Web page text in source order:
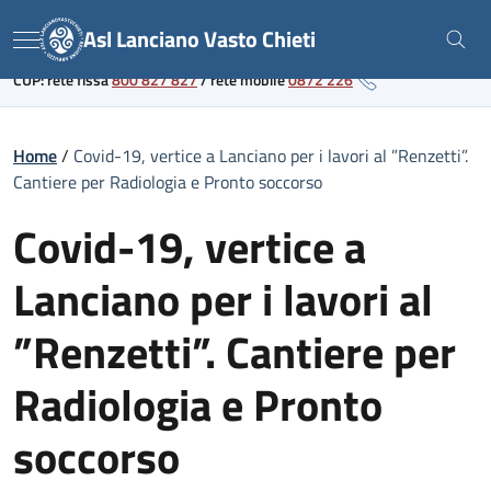
to
content
Link al portale sanitario regionale
Menu Asl Lanciano Vasto Chieti
CUP: rete fissa800 827 827/rete mobile0872 226
Home/ Covid-19, vertice a Lanciano per i lavori al ”Renzetti”.
Cantiere per Radiologia e Pronto soccorso
Covid-19, vertice a
Lanciano per i lavori al
”Renzetti”. Cantiere per
Radiologia e Pronto
soccorso